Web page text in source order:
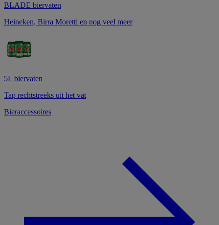
BLADE biervaten
Heineken, Birra Moretti en nog veel meer
5L biervaten
Tap rechtstreeks uit het vat
Bieraccessoires